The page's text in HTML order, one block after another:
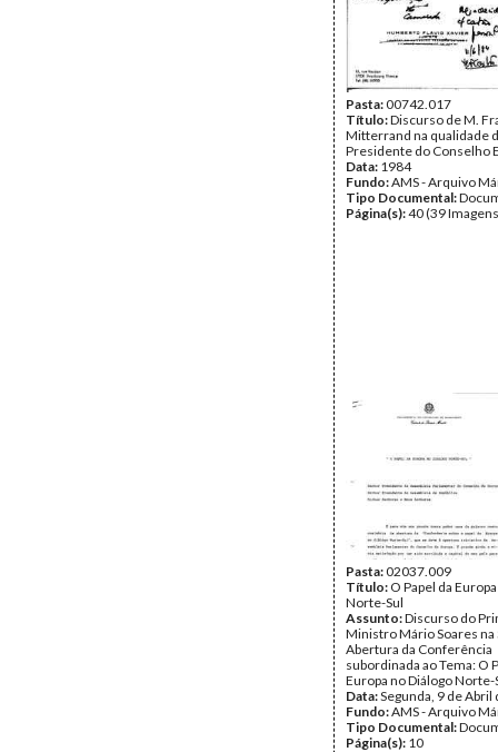
Pasta:00742.017
Título:Discurso de M.
Mitterrand na qualidade
Presidente do Conselho
Data: 1984
Fundo:AMS - Arquivo
Tipo Documental:
Página(s):40 (39
Pasta:02037.009
Título: O Papel da
Norte-Sul
Assunto:Discurso do
Ministro Mário Soares na
Abertura da Conferência
subordinada ao Tema: O
Europa no Diálogo Norte-
Data:Segunda, 9 de Abril
Fundo:AMS - Arquivo
Tipo Documental:
Página(s): 10